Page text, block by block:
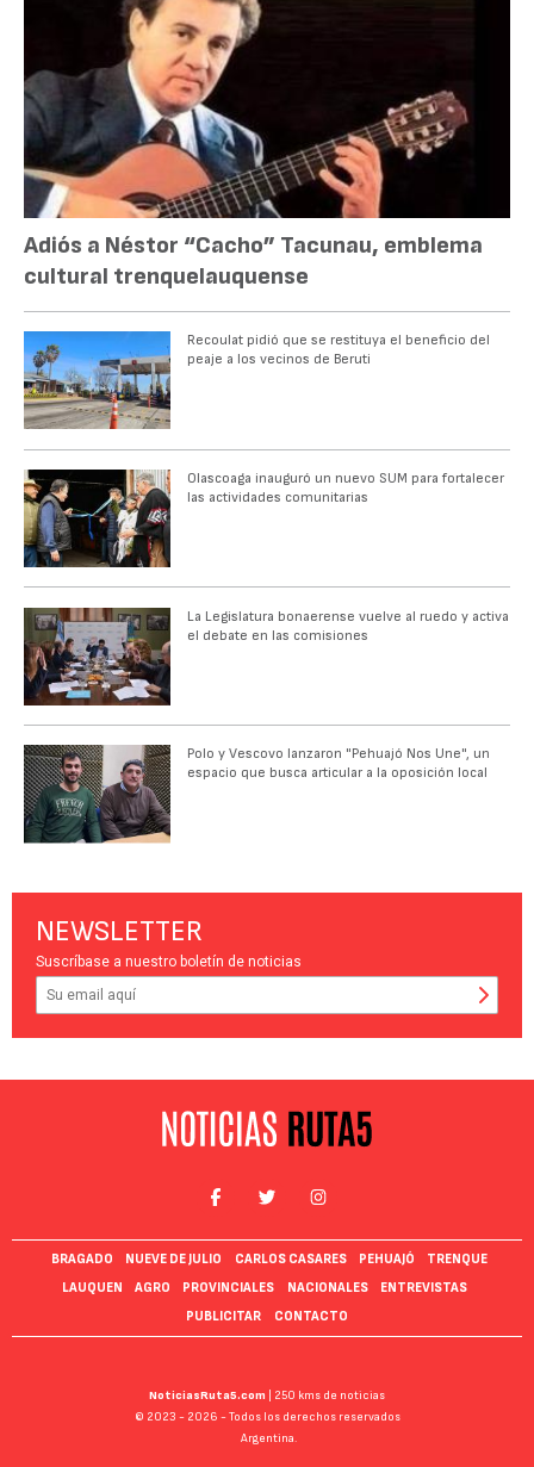
Adiós a Néstor “Cacho” Tacunau, emblema
cultural trenquelauquense
Recoulat pidió que se restituya el beneficio del
peaje a los vecinos de Beruti
Olascoaga inauguró un nuevo SUM para fortalecer
las actividades comunitarias
La Legislatura bonaerense vuelve al ruedo y activa
el debate en las comisiones
Polo y Vescovo lanzaron "Pehuajó Nos Une", un
espacio que busca articular a la oposición local
NEWSLETTER
Suscríbase a nuestro boletín de noticias
BRAGADO NUEVE DE JULIO CARLOS CASARES PEHUAJÓ
TRENQUE
LAUQUEN
AGRO PROVINCIALES NACIONALES
ENTREVISTAS
PUBLICITAR
CONTACTO
NoticiasRuta5.com
| 250 kms de noticias
© 2023 - 2026 - Todos los derechos reservados
Argentina.